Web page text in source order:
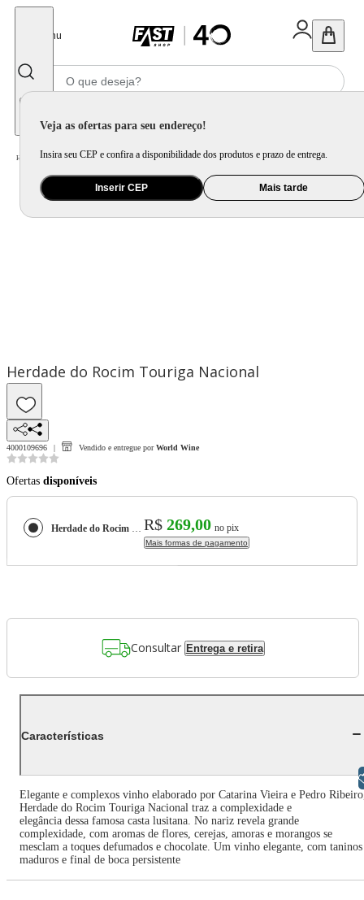
Menu
Veja as ofertas para seu endereço!
Insira seu CEP e confira a disponibilidade dos produtos e prazo de entrega.
Inserir CEP Mais tarde
Home Mercado / Bebida Vinho
Herdade do Rocim Touriga Nacional
4000109696 Vendido e entregue por World Wine
Ofertas disponíveis
Herdade do Rocim Touriga Nacional R$ 269,00 no pix
Mais formas de pagamento
Consultar Entrega e retira
Características
Elegante e complexos vinho elaborado por Catarina Vieira e Pedro
Herdade do Rocim Touriga Nacional traz a complexidade e
elegância dessa famosa casta lusitana. No nariz revela grande
complexidade, com aromas de flores, cerejas, amoras e morangos se
mesclam a toques defumados e chocolate. Um vinho elegante, com taninos
maduros e final de boca persistente
Libras